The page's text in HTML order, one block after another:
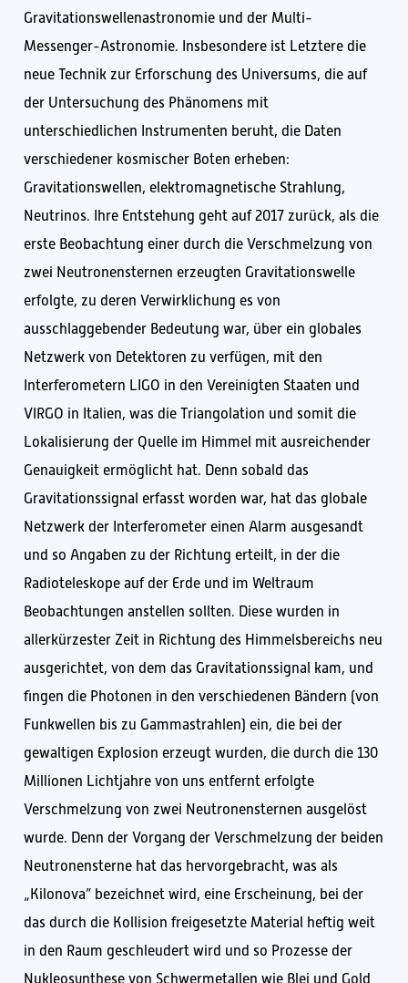
Gravitationswellenastronomie und der Multi-
Messenger-Astronomie. Insbesondere ist Letztere die
neue Technik zur Erforschung des Universums, die auf
der Untersuchung des Phänomens mit
unterschiedlichen Instrumenten beruht, die Daten
verschiedener kosmischer Boten erheben:
Gravitationswellen, elektromagnetische Strahlung,
Neutrinos. Ihre Entstehung geht auf 2017 zurück, als die
erste Beobachtung einer durch die Verschmelzung von
zwei Neutronensternen erzeugten Gravitationswelle
erfolgte, zu deren Verwirklichung es von
ausschlaggebender Bedeutung war, über ein globales
Netzwerk von Detektoren zu verfügen, mit den
Interferometern LIGO in den Vereinigten Staaten und
VIRGO in Italien, was die Triangolation und somit die
Lokalisierung der Quelle im Himmel mit ausreichender
Genauigkeit ermöglicht hat. Denn sobald das
Gravitationssignal erfasst worden war, hat das globale
Netzwerk der Interferometer einen Alarm ausgesandt
und so Angaben zu der Richtung erteilt, in der die
Radioteleskope auf der Erde und im Weltraum
Beobachtungen anstellen sollten. Diese wurden in
allerkürzester Zeit in Richtung des Himmelsbereichs neu
ausgerichtet, von dem das Gravitationssignal kam, und
fingen die Photonen in den verschiedenen Bändern (von
Funkwellen bis zu Gammastrahlen) ein, die bei der
gewaltigen Explosion erzeugt wurden, die durch die 130
Millionen Lichtjahre von uns entfernt erfolgte
Verschmelzung von zwei Neutronensternen ausgelöst
wurde. Denn der Vorgang der Verschmelzung der beiden
Neutronensterne hat das hervorgebracht, was als
„Kilonova” bezeichnet wird, eine Erscheinung, bei der
das durch die Kollision freigesetzte Material heftig weit
in den Raum geschleudert wird und so Prozesse der
Nukleosynthese von Schwermetallen wie Blei und Gold